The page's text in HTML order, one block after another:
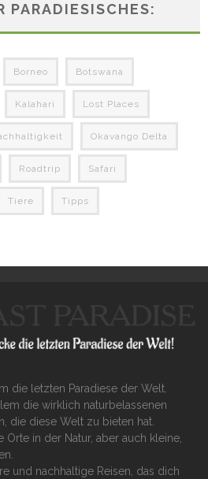
PARADIESISCHES:
Borneo Botswana
Kalahari Lost Places
Okavango Delta
Roadtrip Safari
Tiere Tipps
die letzten Paradiese der Welt.
die wirklich naturbelassenen
die diese Welt zu bieten hat.
Orte in der Natur, aber auch kleine,
und nachhaltige Reisen, das dich